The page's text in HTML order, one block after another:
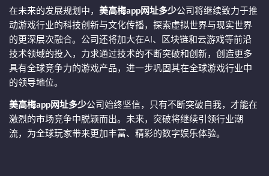
在未来的发展规划中， 美高梅app网址多少公司将继续致力于推
动游戏行业的科技创新与文化传播，探索虚拟世界与现实世界
的更深层次融合。公司还将加大在AI、区块链和云游戏等前沿
技术领域的投入，力求通过技术的不断突破和创新，创造更多
具有全球竞争力的游戏产品，进一步巩固其在全球游戏行业中
的领导地位。
美高梅app网址多少公司始终坚信，只有不断突破自我，才能在
激烈的市场竞争中脱颖而出。未来，突破将继续引领行业潮
流，为全球玩家带来更加丰富、精彩的数字娱乐体验。